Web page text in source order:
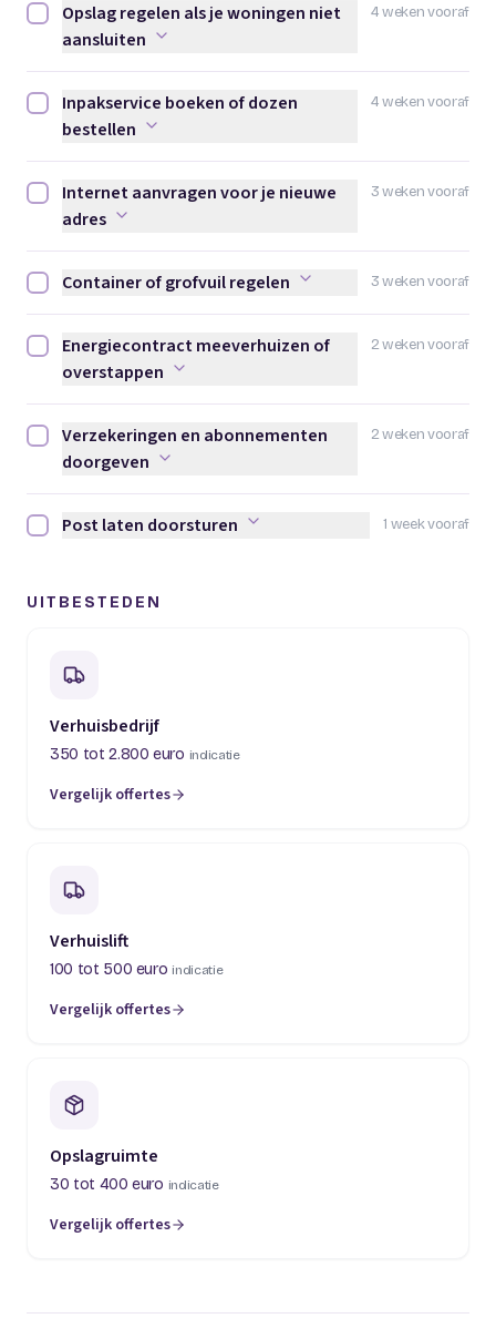
4 weken vooraf
Opslag regelen als je woningen niet aansluiten afvinken
Opslag regelen als je woningen niet
aansluiten
4 weken vooraf
Inpakservice boeken of dozen bestellen afvinken
Inpakservice boeken of dozen
bestellen
3 weken vooraf
Internet aanvragen voor je nieuwe adres afvinken
Internet aanvragen voor je nieuwe
adres
3 weken vooraf
Container of grofvuil regelen afvinken
Container of grofvuil regelen
2 weken vooraf
Energiecontract meeverhuizen of overstappen afvinken
Energiecontract meeverhuizen of
overstappen
2 weken vooraf
Verzekeringen en abonnementen doorgeven afvinken
Verzekeringen en abonnementen
doorgeven
1 week vooraf
Post laten doorsturen afvinken
Post laten doorsturen
UITBESTEDEN
Verhuisbedrijf
350 tot 2.800 euro indicatie
Vergelijk offertes
(opent in een nieuw tabblad)
Verhuislift
100 tot 500 euro indicatie
Vergelijk offertes
(opent in een nieuw tabblad)
Opslagruimte
30 tot 400 euro indicatie
Vergelijk offertes
(opent in een nieuw tabblad)